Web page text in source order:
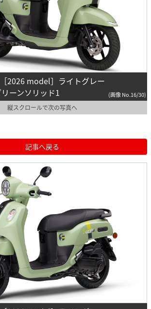
2026 model］ライトグレー
ーンソリッド1
(画像 No.16/30)
縦スクロールで次の写真へ
記事へ戻る